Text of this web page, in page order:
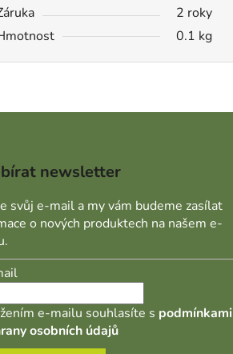
2 roky
0.1 kg
newsletter
svůj e-mail a my vám budeme zasílat
o nových produktech na našem e-
e-mailu souhlasíte s podmínkami
osobních údajů